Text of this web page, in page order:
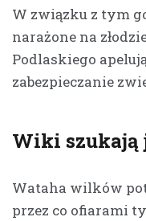
W związku z tym
narażone na
Podlaskiego
zabezpieczanie
Wiki szukają
Wataha wilków
przez co ofiarami